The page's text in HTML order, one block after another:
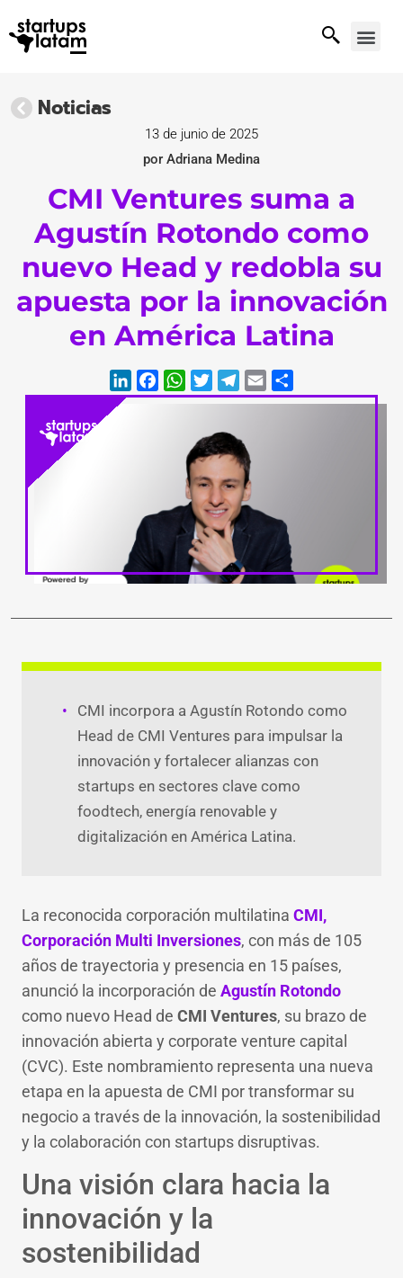
Noticias
13 de junio de 2025
por Adriana Medina
CMI Ventures suma a
Agustín Rotondo como
nuevo Head y redobla su
apuesta por la innovación
en América Latina
LinkedIn
Facebook
WhatsApp
CMI incorpora a Agustín Rotondo como
Head de CMI Ventures para impulsar la
innovación y fortalecer alianzas con
startups en sectores clave como
foodtech, energía renovable y
digitalización en América Latina.
La reconocida corporación multilatina CMI,
Corporación Multi Inversiones, con más de 105
años de trayectoria y presencia en 15 países,
anunció la incorporación de Agustín Rotondo
como nuevo Head de CMI Ventures, su brazo de
innovación abierta y corporate venture capital
(CVC). Este nombramiento representa una nueva
etapa en la apuesta de CMI por transformar su
negocio a través de la innovación, la sostenibilidad
y la colaboración con startups disruptivas.
Una visión clara hacia la
innovación y la
sostenibilidad